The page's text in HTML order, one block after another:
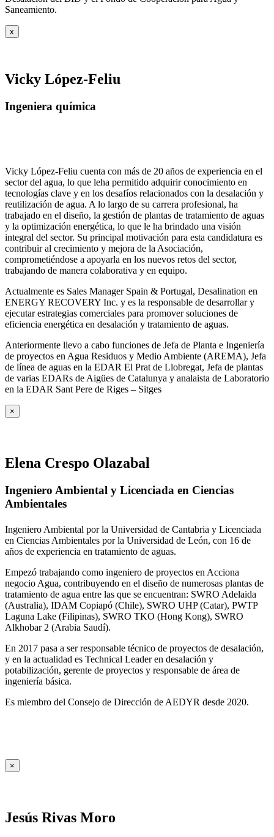
Saneamiento.
x
Vicky López-Feliu
Ingeniera química
Vicky López-Feliu cuenta con más de 20 años de experiencia en el
sector del agua, lo que leha permitido adquirir conocimiento en
tecnologías clave y en los desafíos relacionados con la desalación y
reutilización de agua. A lo largo de su carrera profesional, ha
trabajado en el diseño, la gestión de plantas de tratamiento de aguas
y la optimización energética, lo que le ha brindado una visión
integral del sector. Su principal motivación para esta candidatura es
contribuir al crecimiento y mejora de la Asociación,
comprometiéndose a apoyarla en los nuevos retos del sector,
trabajando de manera colaborativa y en equipo.
Actualmente es Sales Manager Spain & Portugal, Desalination en
ENERGY RECOVERY Inc. y es la responsable de desarrollar y
ejecutar estrategias comerciales para promover soluciones de
eficiencia energética en desalación y tratamiento de aguas.
Anteriormente llevo a cabo funciones de Jefa de Planta e Ingeniería
de proyectos en Agua Residuos y Medio Ambiente (AREMA), Jefa
de línea de aguas en la EDAR El Prat de Llobregat, Jefa de plantas
de varias EDARs de Aigües de Catalunya y analaista de Laboratorio
en la EDAR Sant Pere de Riges – Sitges
×
Elena Crespo Olazabal
Ingeniero Ambiental y Licenciada en Ciencias
Ambientales
Ingeniero Ambiental por la Universidad de Cantabria y Licenciada
en Ciencias Ambientales por la Universidad de León, con 16 de
años de experiencia en tratamiento de aguas.
Empezó trabajando como ingeniero de proyectos en Acciona
negocio Agua, contribuyendo en el diseño de numerosas plantas de
tratamiento de agua entre las que se encuentran: SWRO Adelaida
(Australia), IDAM Copiapó (Chile), SWRO UHP (Catar), PWTP
Laguna Lake (Filipinas), SWRO TKO (Hong Kong), SWRO
Alkhobar 2 (Arabia Saudí).
En 2017 pasa a ser responsable técnico de proyectos de desalación,
y en la actualidad es Technical Leader en desalación y
potabilización, gerente de proyectos y responsable de área de
ingeniería básica.
Es miembro del Consejo de Dirección de AEDYR desde 2020.
×
Jesús Rivas Moro